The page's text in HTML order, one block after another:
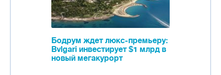
Бодрум ждет люкс-премьеру:
Bvlgari инвестирует $1 млрд в
новый мегакурорт